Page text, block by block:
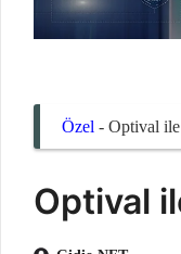
Özel - Optival
Optival